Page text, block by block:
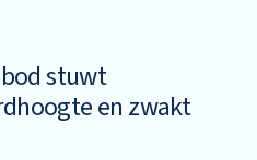
stuwt
en zwakt